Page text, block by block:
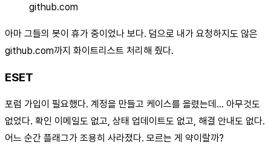
github.com
아마 그들의 봇이 휴가 중이었나 보다. 덤으로 내가 요청하지도 않은
github.com까지 화이트리스트 처리해 줬다.
ESET
포럼 가입이 필요했다. 계정을 만들고 케이스를 올렸는데… 아무것도
없었다. 확인 이메일도 없고, 상태 업데이트도 없고, 해결 안내도 없다.
어느 순간 플래그가 조용히 사라졌다. 모르는 게 약이랄까?